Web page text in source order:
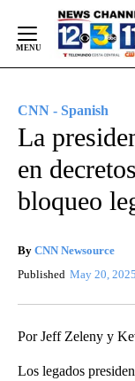
Content
CNN - Spanish
La
en
bloqueo
By CNN Newsource
Published May 20, 2025
Por Jeff Zeleny y
Los legados